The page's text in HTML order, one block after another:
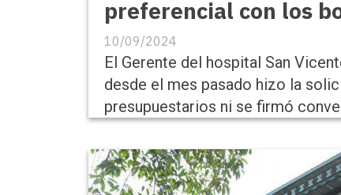
preferencial con los
10/09/2024
El Gerente del hospital San
desde el mes pasado hizo la
presupuestarios ni se firmó